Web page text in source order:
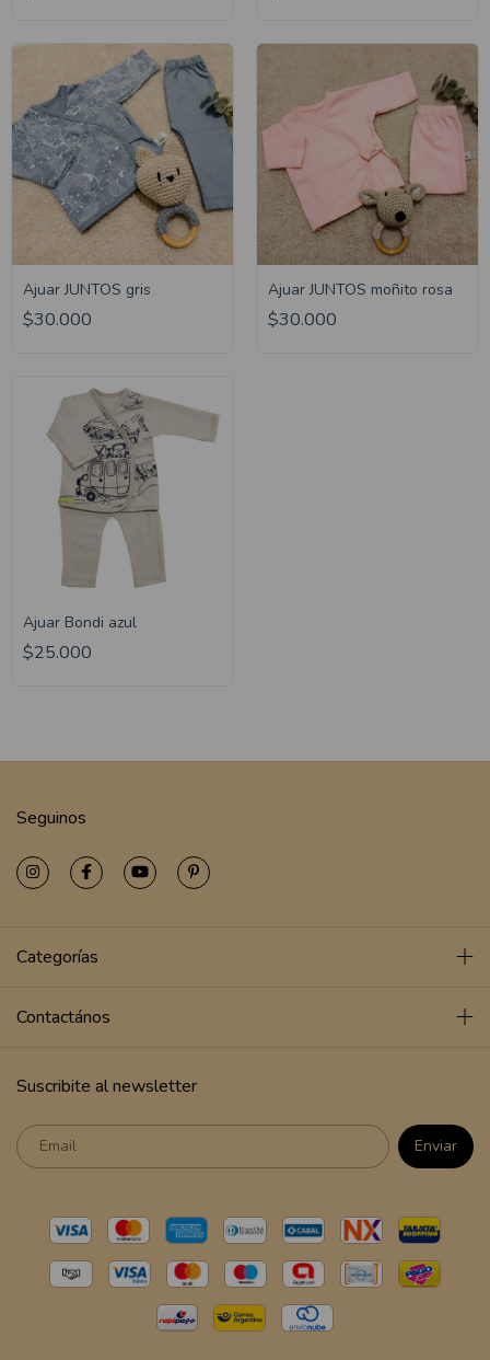
Ajuar JUNTOS gris
$30.000
Ajuar JUNTOS moñito rosa
$30.000
Ajuar Bondi azul
$25.000
Seguinos
Categorías
Contactános
Suscribite al newsletter